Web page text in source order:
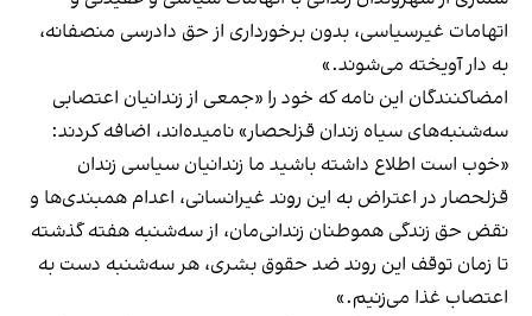
اتهامات غیر‌سیاسی، بدون برخورداری از حق دادرسی منصفانه،
به دار آویخته می‌شوند.»
امضاکنندگان این نامه که خود را «جمعی از زندانیان اعتصابی
سه‌شنبه‌های سیاه زندان قزلحصار» نامیده‌اند، اضافه کردند:
«خوب است اطلاع داشته باشید ما زندانیان سیاسی زندان
قزلحصار در اعتراض به این روند غیر‌انسانی، اعدام همبندی‌ها و
نقض حق زندگی هموطنان زندانی‌مان، از سه‌شنبه هفته گذشته
تا زمان توقف این روند ضد حقوق‌ بشری، هر سه‌شنبه دست به
اعتصاب غذا می‌زنیم.»